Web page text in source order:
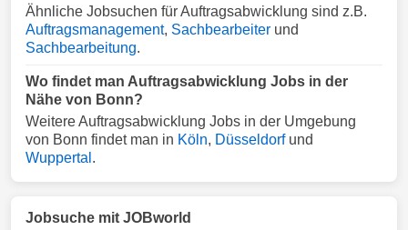
Ähnliche Jobsuchen für Auftragsabwicklung sind z.B.
Auftragsmanagement, Sachbearbeiter und
Sachbearbeitung.
Wo findet man Auftragsabwicklung Jobs in der
Nähe von Bonn?
Weitere Auftragsabwicklung Jobs in der Umgebung
von Bonn findet man in Köln, Düsseldorfund
Wuppertal .
Jobsuche mit JOBworld